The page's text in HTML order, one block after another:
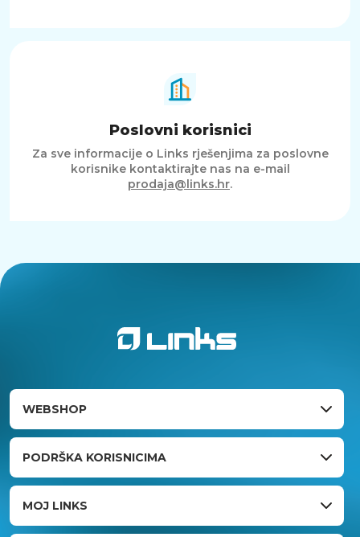
Poslovni korisnici
Za sve informacije o Links rješenjima za poslovne
korisnike kontaktirajte nas na e-mail
prodaja@links.hr.
WEBSHOP
PODRŠKA KORISNICIMA
MOJ LINKS